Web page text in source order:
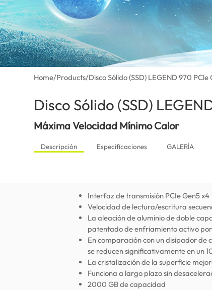
Home/Products/Disco Sólido (SSD) LEGEND 970
Disco Sólido (SSD)
Máxima Velocidad Mínimo Calor
Descripción Especificaciones GALERÍA
Interfaz de transmisión PCIe Gen5 x4
Velocidad de lectura/escritura
La aleación de aluminio de doble
patentado de enfriamiento activo
En comparación con un disipador
se reducen significativamente en un
La cristalización de la superficie
Funciona a largo plazo sin
2000 GB de capacidad